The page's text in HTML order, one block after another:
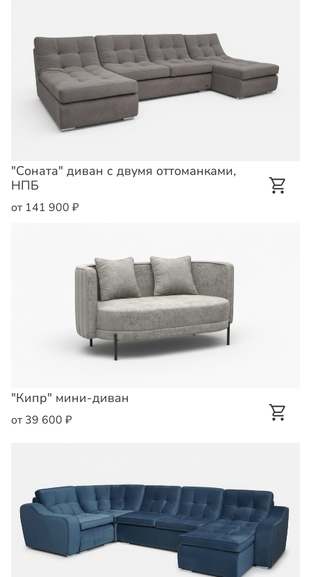
"Соната" диван с двумя оттоманками,
НПБ
от 141 900 ₽
"Кипр" мини-диван
от 39 600 ₽